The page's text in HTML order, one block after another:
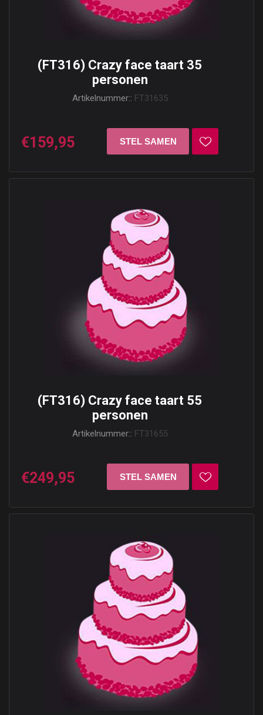
(FT316) Crazy face taart 35
personen
Artikelnummer:: FT31635
€159,95
(FT316) Crazy face taart 55
personen
Artikelnummer:: FT31655
€249,95